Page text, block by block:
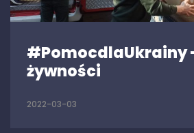
#PomocdlaUkrainy
żywności
2022-03-03